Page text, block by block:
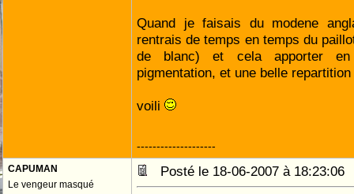
Quand je faisais du modene
rentrais de temps en temps du
de blanc) et cela apporter
pigmentation, et une belle
voili
--------------------
CAPUMAN
Le vengeur masqué
Posté le 18-06-2007 à